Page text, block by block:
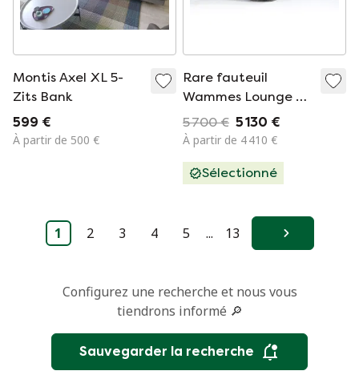
Montis Axel XL 5-
Zits Bank
599 €
À partir de 500 €
Rare fauteuil
Wammes Lounge de
1974, conçu par
Gerard van den
Pays-Bas.
5 700 € 5 130 €
À partir de 4 410 €
Sélectionné
1 2 3 4 5 ... 13 Suivant
Configurez une recherche et nous vous
tiendrons informé 🔎
Sauvegarder la recherche